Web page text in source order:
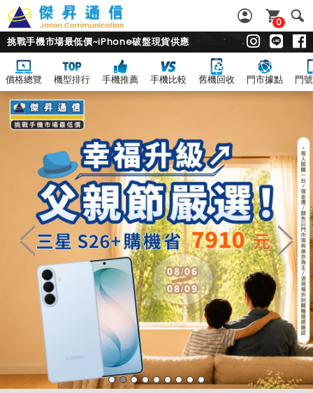
0
挑戰手機市場最低價~iPhone破盤現貨供應
價格總覽 機型排行 手機推薦 手機比較 舊機回收 門市據點 門